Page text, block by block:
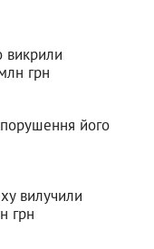
викрили
грн
його
вилучили
грн